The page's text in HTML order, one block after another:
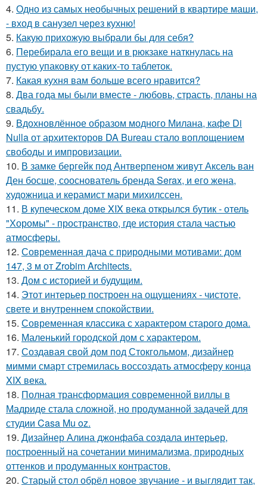
4. Одно из самых необычных решений в квартире маши,
- вход в санузел через кухню!
5. Какую прихожую выбрали бы для себя?
6. Перебирала его вещи и в рюкзаке наткнулась на
пустую упаковку от каких-то таблеток.
7. Какая кухня вам больше всего нравится?
8. Два года мы были вместе - любовь, страсть, планы на
свадьбу.
9. Вдохновлённое образом модного Милана, кафе Di
Nulla от архитекторов DA Bureau стало воплощением
свободы и импровизации.
10. В замке бергейк под Антверпеном живут Аксель ван
Ден босше, сооснователь бренда Serax, и его жена,
художница и керамист мари михилссен.
11. В купеческом доме XIX века открылся бутик - отель
"Хоромы" - пространство, где история стала частью
атмосферы.
12. Современная дача с природными мотивами: дом
147, 3 м от Zrobim Architects.
13. Дом с историей и будущим.
14. Этот интерьер построен на ощущениях - чистоте,
свете и внутреннем спокойствии.
15. Современная классика с характером старого дома.
16. Маленький городской дом с характером.
17. Создавая свой дом под Стокгольмом, дизайнер
мимми смарт стремилась воссоздать атмосферу конца
XIX века.
18. Полная трансформация современной виллы в
Мадриде стала сложной, но продуманной задачей для
студии Casa Mu oz.
19. Дизайнер Алина джонфаба создала интерьер,
построенный на сочетании минимализма, природных
оттенков и продуманных контрастов.
20. Старый стол обрёл новое звучание - и выглядит так,